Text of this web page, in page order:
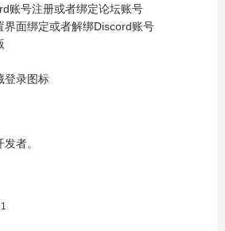
账号注册或者绑定论坛账号
界面绑定或者解绑Discord账号
登录图标
者。